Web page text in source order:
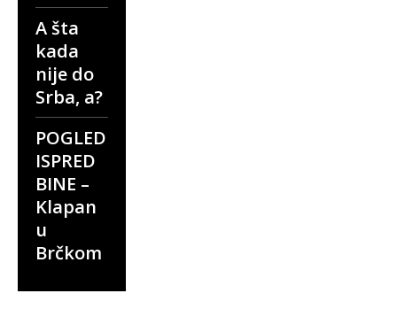
A šta
kada
nije do
Srba, a?
POGLED
ISPRED
BINE –
Klapan
u
Brčkom